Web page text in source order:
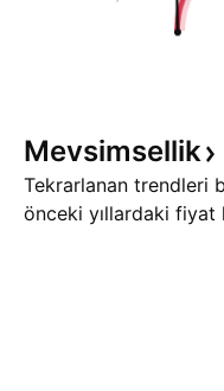
Mevsimsellik
Tekrarlanan trendleri
önceki yıllardaki